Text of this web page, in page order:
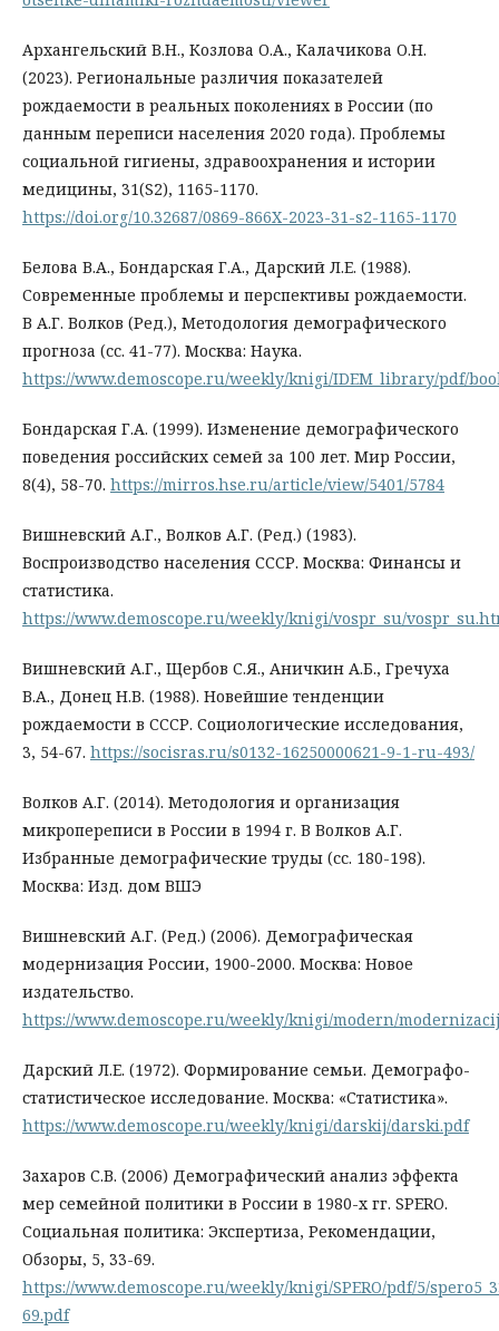
Архангельский В.Н., Козлова О.А., Калачикова О.Н.
(2023). Региональные различия показателей
рождаемости в реальных поколениях в России (по
данным переписи населения 2020 года). Проблемы
социальной гигиены, здравоохранения и истории
медицины, 31(S2), 1165-1170.
https://doi.org/10.32687/0869-866X-2023-31-s2-1165-1170
Белова В.А., Бондарская Г.А., Дарский Л.Е. (1988).
Современные проблемы и перспективы рождаемости.
В А.Г. Волков (Ред.), Методология демографического
прогноза (сс. 41-77). Москва: Наука.
https://www.demoscope.ru/weekly/knigi/IDEM_library/pdf/
Бондарская Г.А. (1999). Изменение демографического
поведения российских семей за 100 лет. Мир России,
8(4), 58-70. https://mirros.hse.ru/article/view/5401/5784
Вишневский А.Г., Волков А.Г. (Ред.) (1983).
Воспроизводство населения СССР. Москва: Финансы и
статистика.
https://www.demoscope.ru/weekly/knigi/vospr_su/
Вишневский А.Г., Щербов С.Я., Аничкин А.Б., Гречуха
В.А., Донец Н.В. (1988). Новейшие тенденции
рождаемости в СССР. Социологические исследования,
3, 54-67. https://socisras.ru/s0132-16250000621-9-1-ru-493/
Волков А.Г. (2014). Методология и организация
микропереписи в России в 1994 г. В Волков А.Г.
Избранные демографические труды (сс. 180-198).
Москва: Изд. дом ВШЭ
Вишневский А.Г. (Ред.) (2006). Демографическая
модернизация России, 1900-2000. Москва: Новое
издательство.
https://www.demoscope.ru/weekly/knigi/modern/
Дарский Л.Е. (1972). Формирование семьи. Демографо-
статистическое исследование. Москва: «Статистика».
https://www.demoscope.ru/weekly/knigi/darskij/darski.pdf
Захаров С.В. (2006) Демографический анализ эффекта
мер семейной политики в России в 1980-х гг. SPERO.
Социальная политика: Экспертиза, Рекомендации,
Обзоры, 5, 33-69.
https://www.demoscope.ru/weekly/knigi/SPERO/pdf/5/
69.pdf